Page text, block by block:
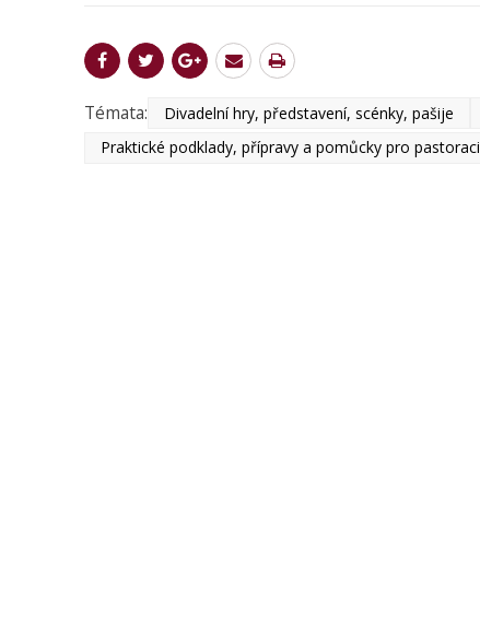
Témata: Divadelní hry, představení, scénky, pašije
Praktické podklady, přípravy a pomůcky pro pastoraci